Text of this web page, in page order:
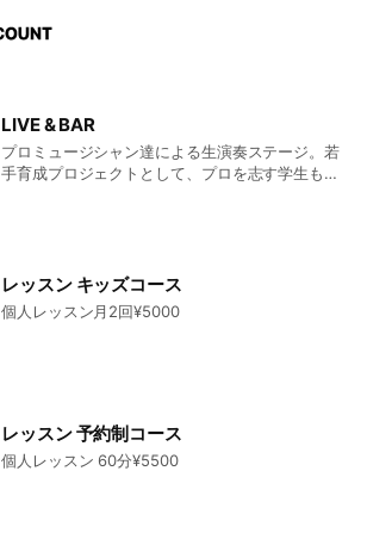
LIVE & BAR
プロミュージシャン達による生演奏ステージ。若
手育成プロジェクトとして、プロを志す学生も共
レッスン キッズコース
個人レッスン月2回¥5000
レッスン 予約制コース
個人レッスン 60分¥5500